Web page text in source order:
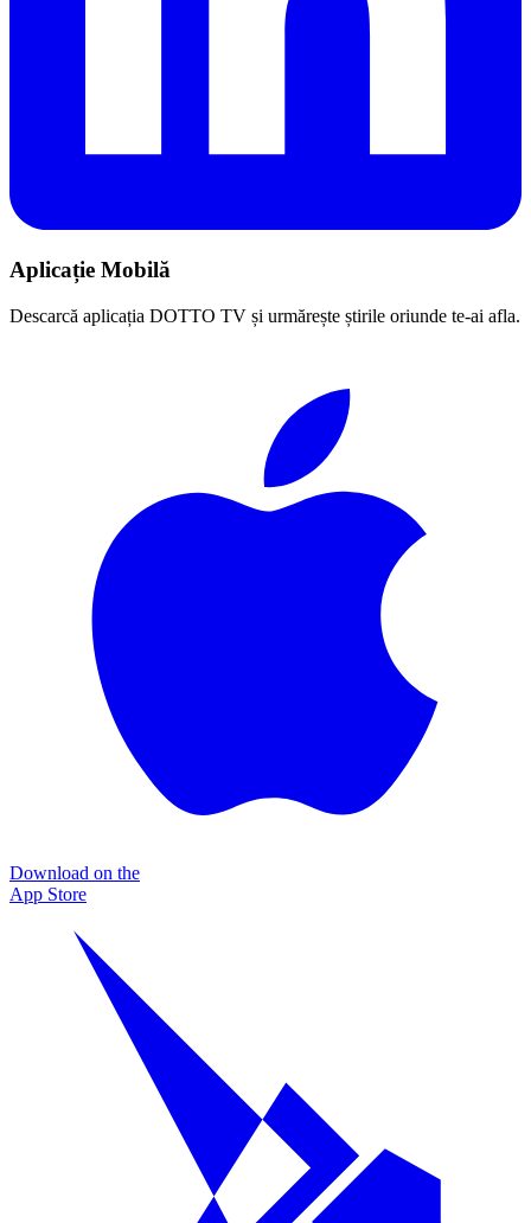
Aplicație Mobilă
Descarcă aplicația DOTTO TV și urmărește știrile oriunde te-ai afla.
Download on the
App Store